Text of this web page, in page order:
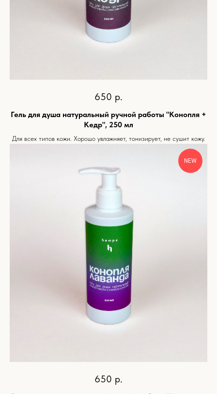
650 р.
Гель для душа натуральный ручной работы "Конопля +
Кедр", 250 мл
Для всех типов кожи. Хорошо увлажняет, тонизирует, не сушит кожу.
NEW
650 р.